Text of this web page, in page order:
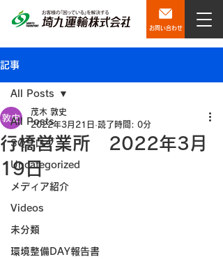
お問い合わせ
記事
All Posts
SQブログ
Uncategorized
メディア紹介
Videos
未分類
環境整備DAY報告書
All Posts
行橋営業所 2022年3月
19日
茂木 敦史
2022年3月21日 読了時間: 0分